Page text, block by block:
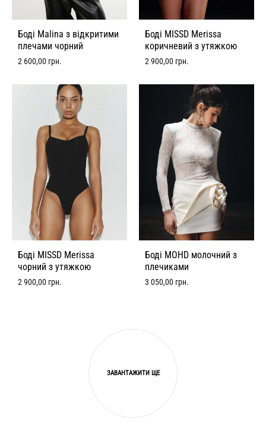
Боді Malina з відкритими
плечами чорний
2 600,00 грн.
Боді MISSD Merissa
коричневий з утяжкою
2 900,00 грн.
Боді MISSD Merissa
чорний з утяжкою
2 900,00 грн.
Боді MOHD молочний з
плечиками
3 050,00 грн.
ЗАВАНТАЖИТИ ЩЕ